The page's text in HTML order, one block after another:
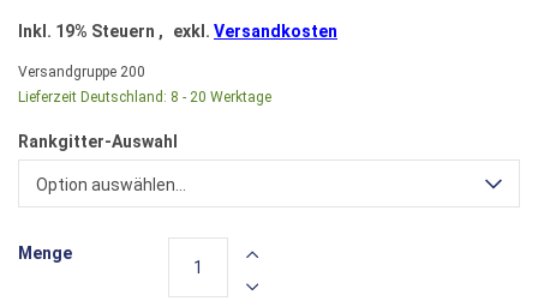
Inkl. 19% Steuern , exkl. Versandkosten
Versandgruppe 200
Lieferzeit Deutschland: 8 - 20 Werktage
Rankgitter-Auswahl
Option auswählen...
Menge